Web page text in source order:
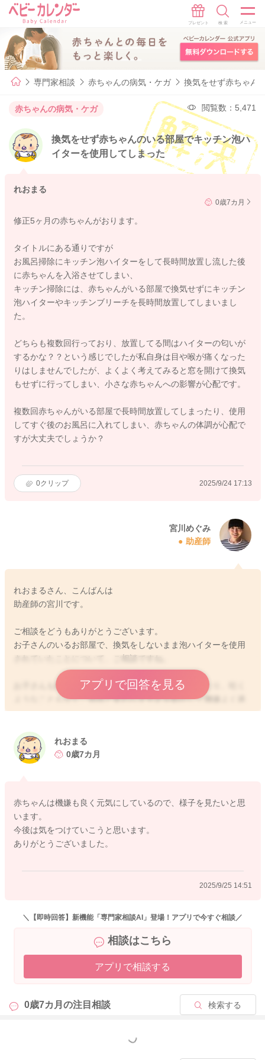
専門家相談 赤ちゃんの病気・ケガ 換気をせず赤ちゃん
赤ちゃんの病気・ケガ 閲覧数：5,471
換気をせず赤ちゃんのいる部屋でキッチン泡ハ
イターを使用してしまった
れおまる
0歳7カ月
修正5ヶ月の赤ちゃんがおります。
タイトルにある通りですが
お風呂掃除にキッチン泡ハイターをして長時間放置し流した後
に赤ちゃんを入浴させてしまい、
キッチン掃除には、赤ちゃんがいる部屋で換気せずにキッチン
泡ハイターやキッチンブリーチを長時間放置してしまいまし
た。
どちらも複数回行っており、放置してる間はハイターの匂いが
するかな？？という感じでしたが私自身は目や喉が痛くなった
りはしませんでしたが、よくよく考えてみると窓を開けて換気
もせずに行ってしまい、小さな赤ちゃんへの影響が心配です。
複数回赤ちゃんがいる部屋で長時間放置してしまったり、使用
してすぐ後のお風呂に入れてしまい、赤ちゃんの体調が心配で
すが大丈夫でしょうか？
0クリップ 2025/9/24 17:13
宮川めぐみ
助産師
れおまるさん、こんばんは
助産師の宮川です。
ご相談をどうもありがとうございます。
お子さんのいるお部屋で、換気をしないまま泡ハイターを使用
されていたことについて、ご相談ですね。
お子さんも機嫌や飲みが悪くなったり、ぐったりしたり、吐く
ようなこともなく、普段と変わらず手足を動かして機嫌よく過
ごしてくれていた様でしたら、問題はないのではないかと思い
また今後は換気を徹底していただいたりと気をつけていただけ
どうぞよろしくお願いします。
アプリで回答を見る
れおまる
0歳7カ月
赤ちゃんは機嫌も良く元気にしているので、様子を見たいと思
います。
今後は気をつけていこうと思います。
ありがとうございました。
2025/9/25 14:51
＼【即時回答】新機能「専門家相談AI」登場！アプリで今すぐ相談／
相談はこちら
アプリで相談する
0歳7カ月の注目相談 検索する
もっと見る